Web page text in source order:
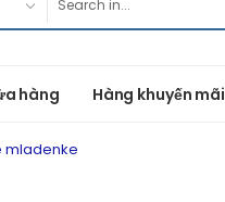
hàng Hàng khuyến mãi
mladenke